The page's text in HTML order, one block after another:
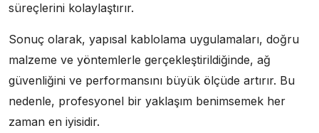
süreçlerini kolaylaştırır.
Sonuç olarak, yapısal kablolama uygulamaları, doğru
malzeme ve yöntemlerle gerçekleştirildiğinde, ağ
güvenliğini ve performansını büyük ölçüde artırır. Bu
nedenle, profesyonel bir yaklaşım benimsemek her
zaman en iyisidir.